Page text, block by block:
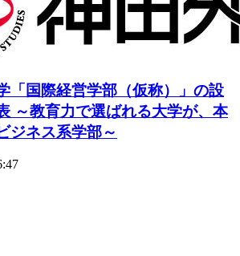
「国際経営学部（仮称）」の設
～教育力で選ばれる大学が、本
ジネス系学部～